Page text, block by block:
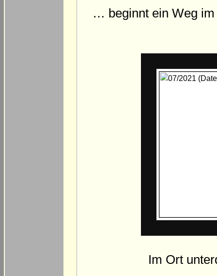
… beginnt ein Weg im
Im Ort